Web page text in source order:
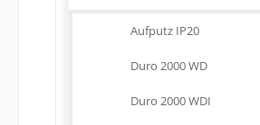
Aufputz IP20
Duro 2000 WD
Duro 2000 WDI